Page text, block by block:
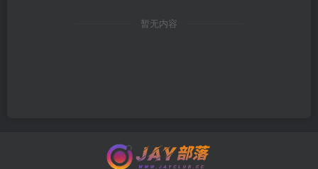
暂无内容